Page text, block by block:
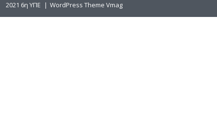
2021 6η ΥΠΕ | WordPress Theme Vmag